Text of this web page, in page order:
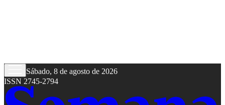
Sábado, 8 de agosto de 2026
ISSN 2745-2794